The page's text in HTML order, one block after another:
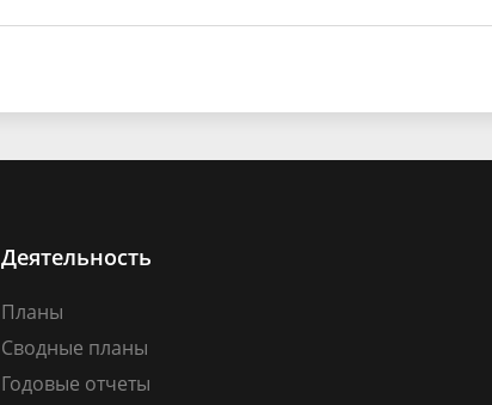
Деятельность
Планы
Сводные планы
Годовые отчеты